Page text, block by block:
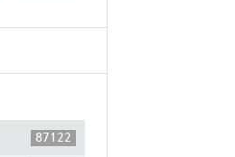
87122